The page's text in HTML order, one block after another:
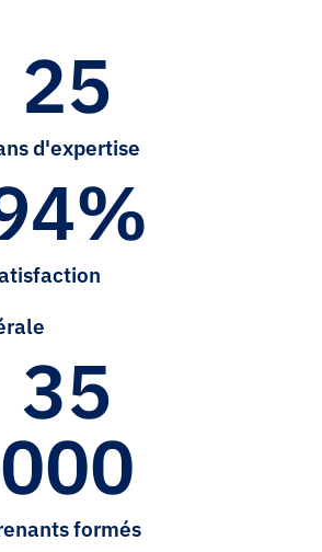
d'expertise
25
%
formés
35
000